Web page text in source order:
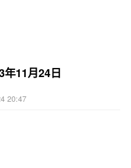
年11月24日
20:47